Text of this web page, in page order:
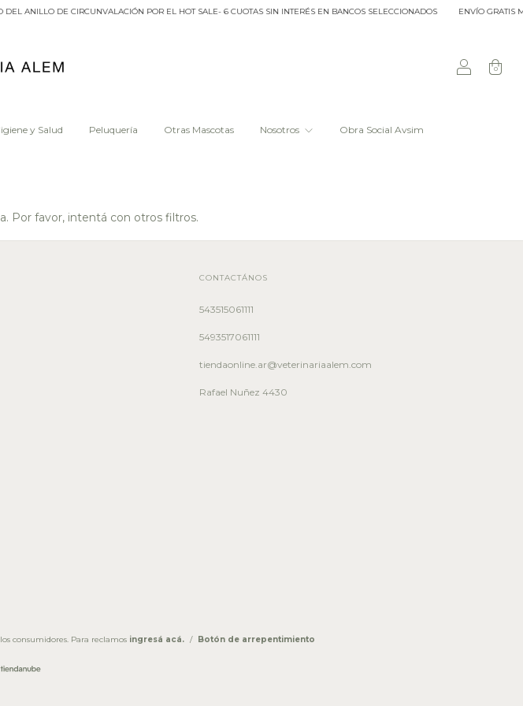
ANILLO DE CIRCUNVALACIÓN POR EL HOT SALE- 6 CUOTAS SIN INTERÉS EN BANCOS SELECCIONADOS ENVÍO GRATIS
0
y Salud Peluquería Otras Mascotas Nosotros Obra Social Avsim
Por favor, intentá con otros filtros.
CONTACTÁNOS
543515061111
5493517061111
tiendaonline.ar@veterinariaalem.com
Rafael Nuñez 4430
consumidores. Para reclamos ingresá acá. / Botón de arrepentimiento